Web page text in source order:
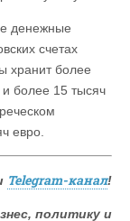
денежные
счетах
хранит более
более 15 тысяч
евро.
Telegram-канал!
политику и